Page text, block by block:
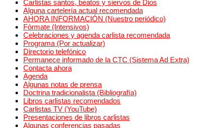
Carlistas santos, beatos y siervos de Dios
Alguna cartelería actual recomendada
AHORA INFORMACIÓN (Nuestro periódico)
Fórmate (Intensivos)
Celebraciones y agenda carlista recomendada
Programa (Por actualizar)
Directorio telefónico
Permanece informado de la CTC (Sistema Ad Extra)
Contacta ahora
Agenda
Algunas notas de prensa
Doctrina tradicionalista (Bibliografía)
Libros carlistas recomendados
Carlistas TV (YouTube)
Presentaciones de libros carlistas
Algunas conferencias pasadas